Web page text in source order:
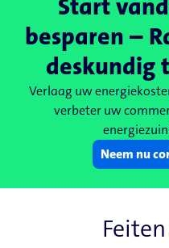
Start
besparen –
deskundig
Verlaag uw
verbeter uw
Neem nu